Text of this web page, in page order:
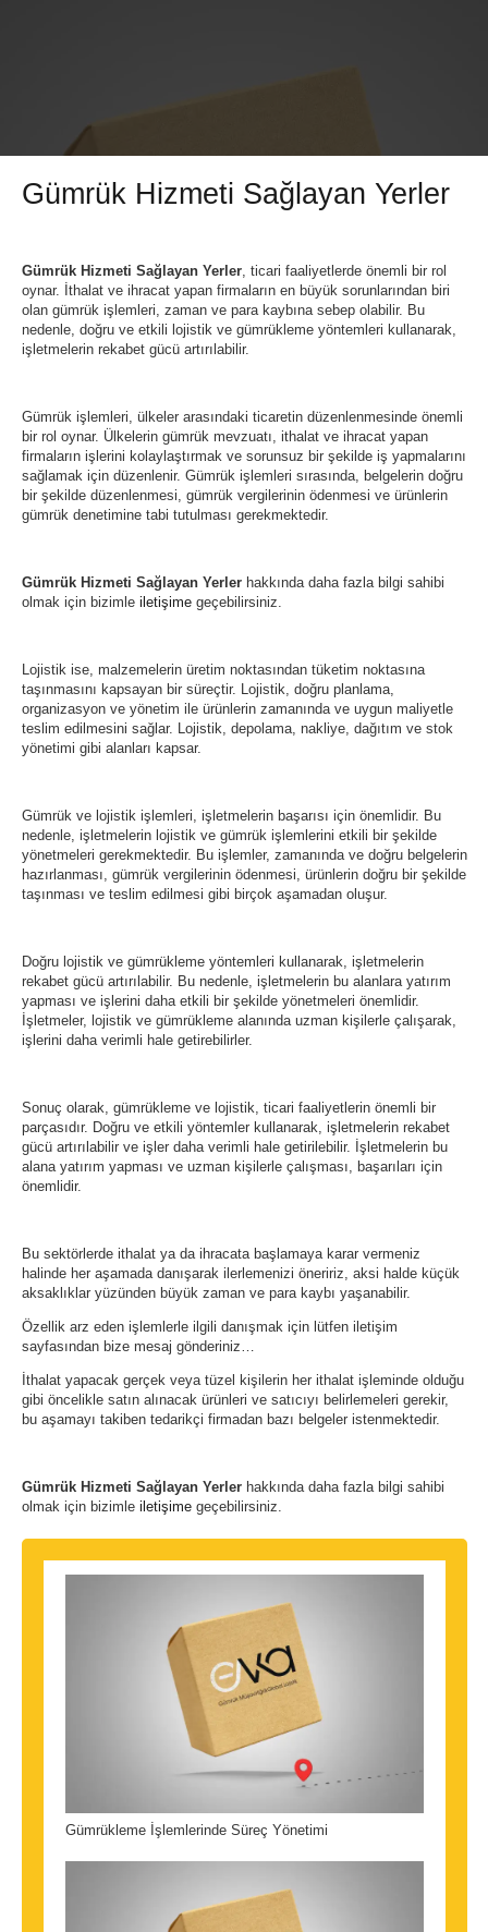
Gümrük Hizmeti Sağlayan Yerler
Gümrük Hizmeti Sağlayan Yerler, ticari faaliyetlerde önemli bir rol
oynar. İthalat ve ihracat yapan firmaların en büyük sorunlarından biri
olan gümrük işlemleri, zaman ve para kaybına sebep olabilir. Bu
nedenle, doğru ve etkili lojistik ve gümrükleme yöntemleri kullanarak,
işletmelerin rekabet gücü artırılabilir.
Gümrük işlemleri, ülkeler arasındaki ticaretin düzenlenmesinde önemli
bir rol oynar. Ülkelerin gümrük mevzuatı, ithalat ve ihracat yapan
firmaların işlerini kolaylaştırmak ve sorunsuz bir şekilde iş yapmalarını
sağlamak için düzenlenir. Gümrük işlemleri sırasında, belgelerin doğru
bir şekilde düzenlenmesi, gümrük vergilerinin ödenmesi ve ürünlerin
gümrük denetimine tabi tutulması gerekmektedir.
Gümrük Hizmeti Sağlayan Yerler hakkında daha fazla bilgi sahibi
olmak için bizimle iletişimegeçebilirsiniz.
Lojistik ise, malzemelerin üretim noktasından tüketim noktasına
taşınmasını kapsayan bir süreçtir. Lojistik, doğru planlama,
organizasyon ve yönetim ile ürünlerin zamanında ve uygun maliyetle
teslim edilmesini sağlar. Lojistik, depolama, nakliye, dağıtım ve stok
yönetimi gibi alanları kapsar.
Gümrük ve lojistik işlemleri, işletmelerin başarısı için önemlidir. Bu
nedenle, işletmelerin lojistik ve gümrük işlemlerini etkili bir şekilde
yönetmeleri gerekmektedir. Bu işlemler, zamanında ve doğru belgelerin
hazırlanması, gümrük vergilerinin ödenmesi, ürünlerin doğru bir şekilde
taşınması ve teslim edilmesi gibi birçok aşamadan oluşur.
Doğru lojistik ve gümrükleme yöntemleri kullanarak, işletmelerin
rekabet gücü artırılabilir. Bu nedenle, işletmelerin bu alanlara yatırım
yapması ve işlerini daha etkili bir şekilde yönetmeleri önemlidir.
İşletmeler, lojistik ve gümrükleme alanında uzman kişilerle çalışarak,
işlerini daha verimli hale getirebilirler.
Sonuç olarak, gümrükleme ve lojistik, ticari faaliyetlerin önemli bir
parçasıdır. Doğru ve etkili yöntemler kullanarak, işletmelerin rekabet
gücü artırılabilir ve işler daha verimli hale getirilebilir. İşletmelerin bu
alana yatırım yapması ve uzman kişilerle çalışması, başarıları için
önemlidir.
Bu sektörlerde ithalat ya da ihracata başlamaya karar vermeniz
halinde her aşamada danışarak ilerlemenizi öneririz, aksi halde küçük
aksaklıklar yüzünden büyük zaman ve para kaybı yaşanabilir.
Özellik arz eden işlemlerle ilgili danışmak için lütfen iletişim
sayfasından bize mesaj gönderiniz…
İthalat yapacak gerçek veya tüzel kişilerin her ithalat işleminde olduğu
gibi öncelikle satın alınacak ürünleri ve satıcıyı belirlemeleri gerekir,
bu aşamayı takiben tedarikçi firmadan bazı belgeler istenmektedir.
Gümrük Hizmeti Sağlayan Yerler hakkında daha fazla bilgi sahibi
olmak için bizimle iletişimegeçebilirsiniz.
Gümrükleme İşlemlerinde Süreç Yönetimi